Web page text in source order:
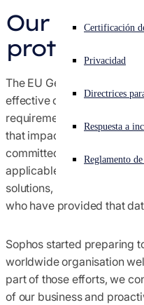
¿Está sufriendo un
Iniciar sesión
Open search
Español Open language
Certificación
Privacidad
Directrices
Respuesta a
Reglamento
Acuerdos - Términos y
Cumplimiento de la
Avisos
Políticas
Our
protection
The EU General Data
effective on 25 May 2018.
requirements concerning
that impact Sophos and
committed to complying
applicable laws and
solutions, protecting data
who have provided that
Sophos started preparing
worldwide organisation
part of those efforts, we
of our business and